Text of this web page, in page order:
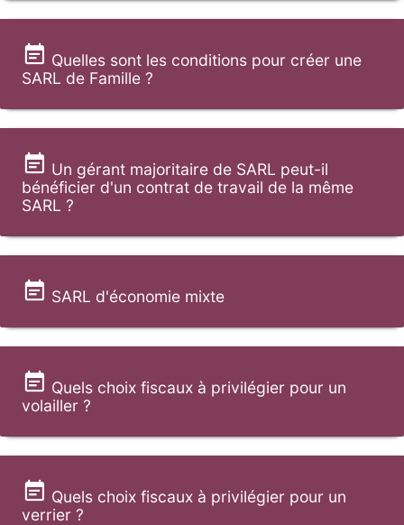
Quelles sont les conditions pour créer une
SARL de Famille ?
Un gérant majoritaire de SARL peut-il
bénéficier d'un contrat de travail de la même
SARL ?
SARL d'économie mixte
Quels choix fiscaux à privilégier pour un
volailler ?
Quels choix fiscaux à privilégier pour un
verrier ?